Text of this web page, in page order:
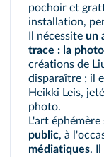
pochoir et
installation,
Il nécessite un
trace : la
créations de
disparaître ; il
Heikki Leis,
photo.
L'art
public, à
médiatiques.